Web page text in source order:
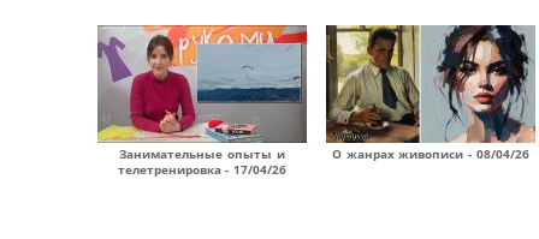
Занимательные опыты и
телетренировка - 17/04/26
О жанрах живописи - 08/04/26